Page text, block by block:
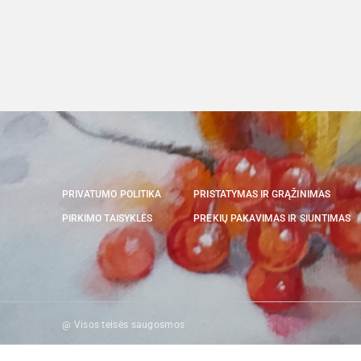
PRIVATUMO POLITIKA
PIRKIMO TAISYKLĖS
PRISTATYMAS IR GRĄŽINIMAS
PREKIŲ PAKAVIMAS IR SIUNTIMAS
@ Visos teisės saugosmos